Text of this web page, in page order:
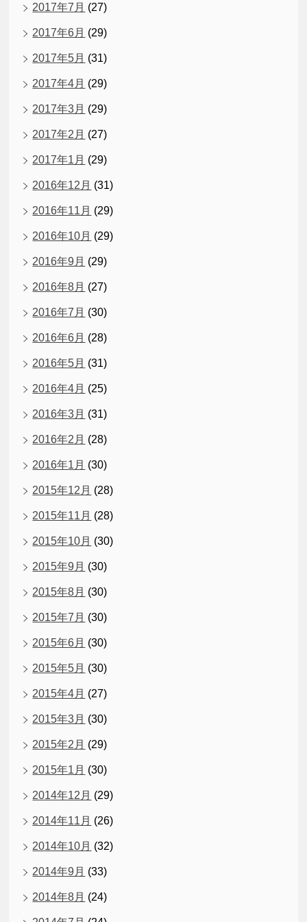
2017年7月 (27)
2017年6月 (29)
2017年5月 (31)
2017年4月 (29)
2017年3月 (29)
2017年2月 (27)
2017年1月 (29)
2016年12月 (31)
2016年11月 (29)
2016年10月 (29)
2016年9月 (29)
2016年8月 (27)
2016年7月 (30)
2016年6月 (28)
2016年5月 (31)
2016年4月 (25)
2016年3月 (31)
2016年2月 (28)
2016年1月 (30)
2015年12月 (28)
2015年11月 (28)
2015年10月 (30)
2015年9月 (30)
2015年8月 (30)
2015年7月 (30)
2015年6月 (30)
2015年5月 (30)
2015年4月 (27)
2015年3月 (30)
2015年2月 (29)
2015年1月 (30)
2014年12月 (29)
2014年11月 (26)
2014年10月 (32)
2014年9月 (33)
2014年8月 (24)